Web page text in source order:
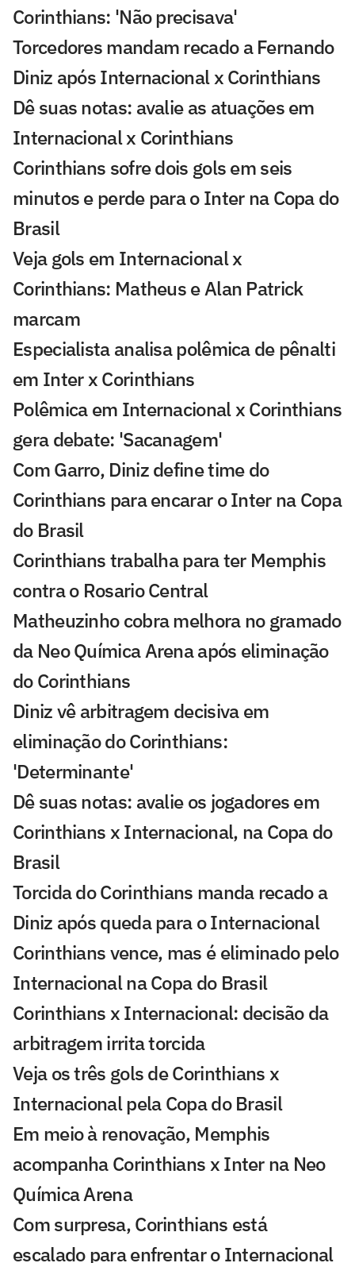
Corinthians: 'Não precisava'
Torcedores mandam recado a Fernando
Diniz após Internacional x Corinthians
Dê suas notas: avalie as atuações em
Internacional x Corinthians
Corinthians sofre dois gols em seis
minutos e perde para o Inter na Copa do
Brasil
Veja gols em Internacional x
Corinthians: Matheus e Alan Patrick
marcam
Especialista analisa polêmica de pênalti
em Inter x Corinthians
Polêmica em Internacional x Corinthians
gera debate: 'Sacanagem'
Com Garro, Diniz define time do
Corinthians para encarar o Inter na Copa
do Brasil
Corinthians trabalha para ter Memphis
contra o Rosario Central
Matheuzinho cobra melhora no gramado
da Neo Química Arena após eliminação
do Corinthians
Diniz vê arbitragem decisiva em
eliminação do Corinthians:
'Determinante'
Dê suas notas: avalie os jogadores em
Corinthians x Internacional, na Copa do
Brasil
Torcida do Corinthians manda recado a
Diniz após queda para o Internacional
Corinthians vence, mas é eliminado pelo
Internacional na Copa do Brasil
Corinthians x Internacional: decisão da
arbitragem irrita torcida
Veja os três gols de Corinthians x
Internacional pela Copa do Brasil
Em meio à renovação, Memphis
acompanha Corinthians x Inter na Neo
Química Arena
Com surpresa, Corinthians está
escalado para enfrentar o Internacional